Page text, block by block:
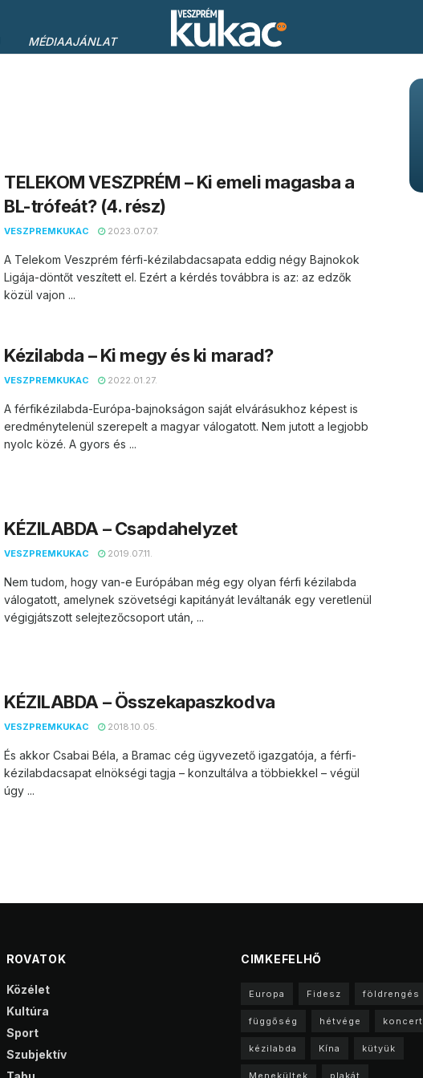
MÉDIAAJÁNLAT
TELEKOM VESZPRÉM – Ki emeli magasba a
BL-trófeát? (4. rész)
VESZPREMKUKAC 2023.07.07.
A Telekom Veszprém férfi-kézilabdacsapata eddig négy Bajnokok
Ligája-döntőt veszített el. Ezért a kérdés továbbra is az: az edzők
közül vajon ...
Kézilabda – Ki megy és ki marad?
VESZPREMKUKAC 2022.01.27.
A férfikézilabda-Európa-bajnokságon saját elvárásukhoz képest is
eredménytelenül szerepelt a magyar válogatott. Nem jutott a legjobb
nyolc közé. A gyors és ...
KÉZILABDA – Csapdahelyzet
VESZPREMKUKAC 2019.07.11.
Nem tudom, hogy van-e Európában még egy olyan férfi kézilabda
válogatott, amelynek szövetségi kapitányát leváltanák egy veretlenül
végigjátszott selejtezőcsoport után, ...
KÉZILABDA – Összekapaszkodva
VESZPREMKUKAC 2018.10.05.
És akkor Csabai Béla, a Bramac cég ügyvezető igazgatója, a férfi-
kézilabdacsapat elnökségi tagja – konzultálva a többiekkel – végül
úgy ...
ROVATOK
Közélet
Kultúra
Sport
Szubjektív
CIMKEFELHŐ
Europa Fidesz földrengés
függőség hétvége koncert
kézilabda Kína kütyük
Menekültek plakát